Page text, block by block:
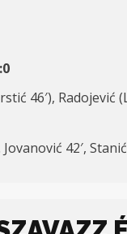
46′),
42′,